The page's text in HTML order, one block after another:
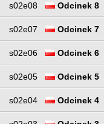
s02e08 Odcinek 8
s02e07 Odcinek 7
s02e06 Odcinek 6
s02e05 Odcinek 5
s02e04 Odcinek 4